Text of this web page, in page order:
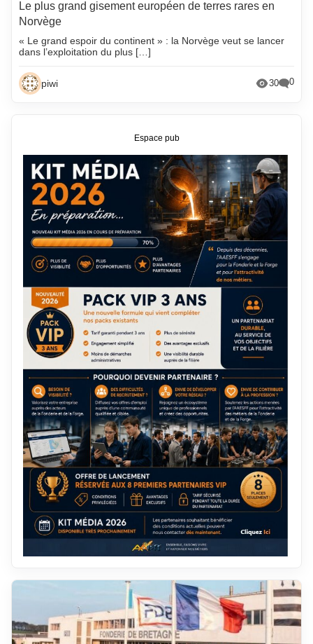
Le plus grand gisement européen de terres rares en
Norvège
« Le grand espoir du continent » : la Norvège veut se lancer
dans l’exploitation du plus […]
piwi 30 0
Espace pub